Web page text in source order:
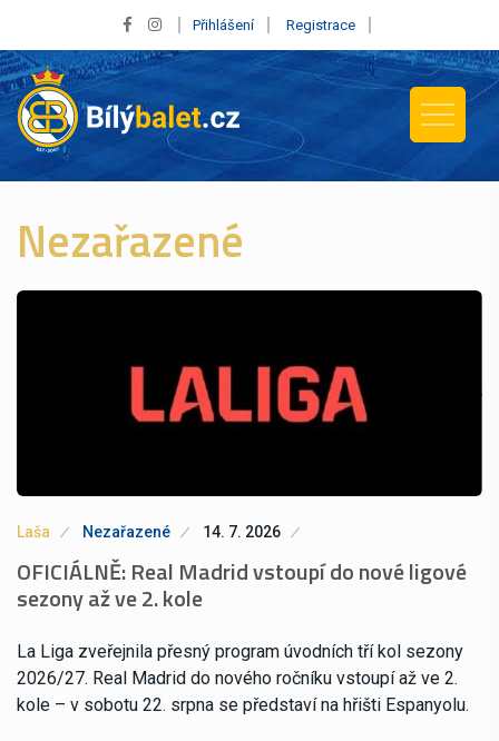
Přihlášení Registrace
Nezařazené
Laša Nezařazené 14. 7. 2026
OFICIÁLNĚ: Real Madrid vstoupí do nové ligové
sezony až ve 2. kole
La Liga zveřejnila přesný program úvodních tří kol sezony
2026/27. Real Madrid do nového ročníku vstoupí až ve 2.
kole – v sobotu 22. srpna se představí na hřišti Espanyolu.